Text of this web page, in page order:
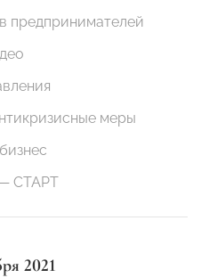
предпринимателей
меры
СТАРТ
2021